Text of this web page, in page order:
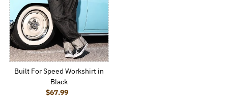
Built For Speed Workshirt in
Black
Regular Price
$67.99